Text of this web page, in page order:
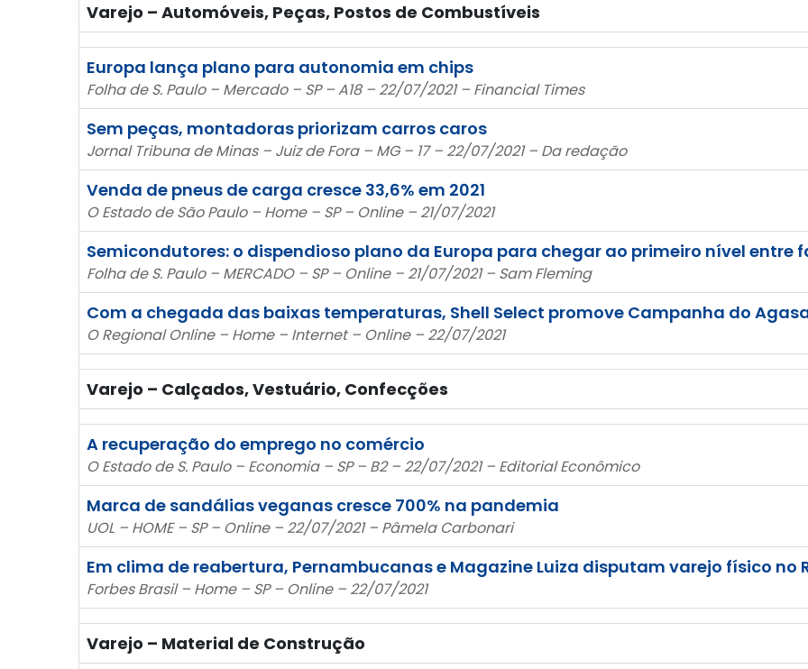
Varejo – Automóveis, Peças, Postos de Combustíveis
Europa lança plano para autonomia em chips
Folha de S. Paulo – Mercado – SP – A18 – 22/07/2021 – Financial Times
Sem peças, montadoras priorizam carros caros
Jornal Tribuna de Minas – Juiz de Fora – MG – 17 – 22/07/2021 – Da redação
Venda de pneus de carga cresce 33,6% em 2021
O Estado de São Paulo – Home – SP – Online – 21/07/2021
Semicondutores: o dispendioso plano da Europa para chegar ao primeiro nível entre
Folha de S. Paulo – MERCADO – SP – Online – 21/07/2021 – Sam Fleming
Com a chegada das baixas temperaturas, Shell Select promove Campanha do
O Regional Online – Home – Internet – Online – 22/07/2021
Varejo – Calçados, Vestuário, Confecções
A recuperação do emprego no comércio
O Estado de S. Paulo – Economia – SP – B2 – 22/07/2021 – Editorial Econômico
Marca de sandálias veganas cresce 700% na pandemia
UOL – HOME – SP – Online – 22/07/2021 – Pâmela Carbonari
Em clima de reabertura, Pernambucanas e Magazine Luiza disputam varejo físico no
Forbes Brasil – Home – SP – Online – 22/07/2021
Varejo – Material de Construção